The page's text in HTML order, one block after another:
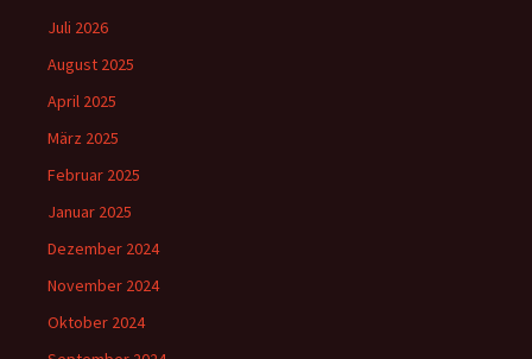
Juli 2026
August 2025
April 2025
März 2025
Februar 2025
Januar 2025
Dezember 2024
November 2024
Oktober 2024